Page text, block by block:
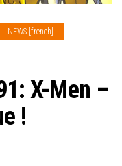
NEWS [french]
X-Men –
!